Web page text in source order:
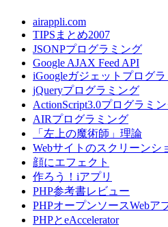
airappli.com
TIPSまとめ2007
JSONPプログラミング
Google AJAX Feed API
iGoogleガジェットプログ
jQueryプログラミング
ActionScript3.0プログラミ
AIRプログラミング
「左上の魔術師」理論
Webサイトのスクリーンシ
顔にエフェクト
作ろう！iアプリ
PHP参考書レビュー
PHPオープンソースWebア
PHPとeAccelerator